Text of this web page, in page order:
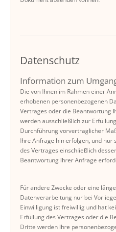
Datenschutz
Information zum
Die von Ihnen im Rahmen einer
erhobenen personenbezogenen
Vertrages oder die Beantwortung
werden ausschließlich zur
Durchführung vorvertraglicher
Ihre Anfrage hin erfolgen, und nur
des Vertrages einschließlich
Beantwortung Ihrer Anfrage
Für andere Zwecke oder eine
Datenverarbeitung nur bei
Einwilligung ist freiwillig und hat
Erfüllung des Vertrages oder die
Dritte werden Ihre